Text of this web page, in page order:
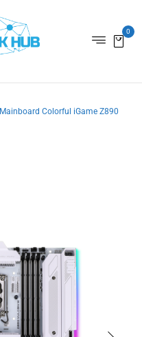
0
Mainboard Colorful iGame Z890